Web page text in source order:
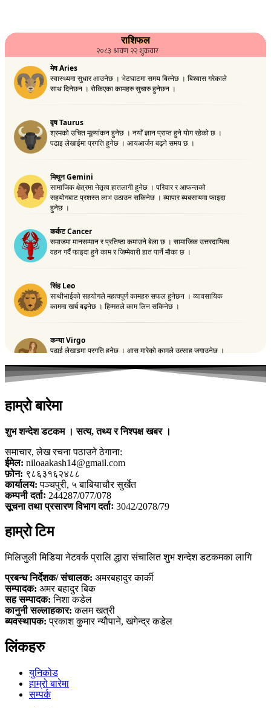
हाम्रो बारेमा
शुभ शन्देश डटकम । सत्य, तथ्य र निश्पक्ष खबर ।
समाचार, लेख रचना पठाउने ठेगाना:
ईमेल: niloaakash14@gmail.com
फ़ोन: ९८६३१६२४८८
कार्यालय: पञ्चपुरी, ५ बाबियाचौर सुर्खेत
कम्पनी दर्ताः 244287/077/078
सूचना तथा प्रसारण विभाग दर्ताः 3042/2078/79
हाम्रो टिम
मिलिजुली मिडिया नेटवर्क प्रालि द्धारा संचालित शुभ शन्देश डटकमका लागि
प्रबन्ध निर्देशक/ संचालक: अमरबहादुर कार्की
सम्पादक: अमर बहादुर बिक
सह सम्पादक: निशा कडेल
कानुनी सल्लाहकार: कलम खत्री
ब्यवस्थापक:प्रकाश कुमार न्याैपाने, खगेन्द्र कडेल
लिंकहरु
युनिकोड
हाम्रो बारेमा
सम्पर्क